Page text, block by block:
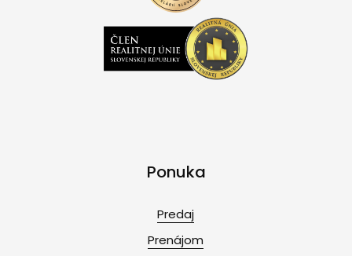
Ponuka
Predaj
Prenájom